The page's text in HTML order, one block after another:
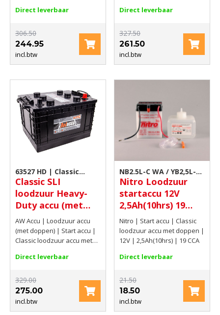
accu met doppen | 12V |
Direct leverbaar
306.50
244.95
incl.btw
accu met doppen | 12V |
Direct leverbaar
327.50
261.50
incl.btw
63527 HD | Classic
loodzuur accu met
doppen
Classic SLI
loodzuur Heavy-
Duty accu (met
insert doppen) 12V
135Ah(C20) 760
AW Accu | Loodzuur accu
(met doppen) | Start accu |
Classic loodzuur accu met
760
Direct leverbaar
329.00
275.00
incl.btw
NB2.5L-C WA / YB2,5L-C
| Classic loodzuur accu
met doppen
Nitro Loodzuur
startaccu 12V
2,5Ah(10hrs) 19
CCA
Nitro | Start accu | Classic
loodzuur accu met doppen |
12V | 2,5Ah(10hrs) | 19 CCA
Direct leverbaar
21.50
18.50
incl.btw